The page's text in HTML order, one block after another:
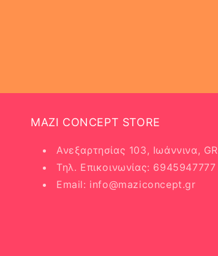
MAZI CONCEPT STORE
Ανεξαρτησίας 103, Ιωάννινα, GR
Τηλ. Επικοινωνίας: 6945947777
Email: info@maziconcept.gr